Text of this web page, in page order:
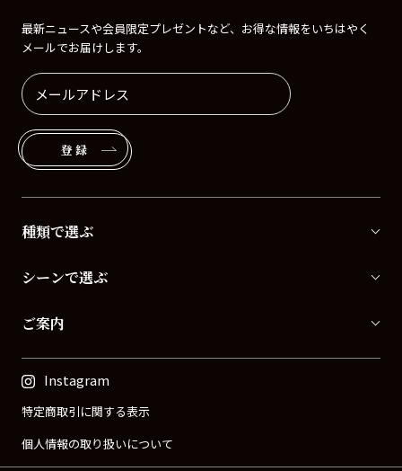
最新ニュースや会員限定プレゼントなど、お得な情報をいちはやく
メールでお届けします。
登録
種類で選ぶ
シーンで選ぶ
ご案内
Instagram
特定商取引に関する表示
個人情報の取り扱いについて